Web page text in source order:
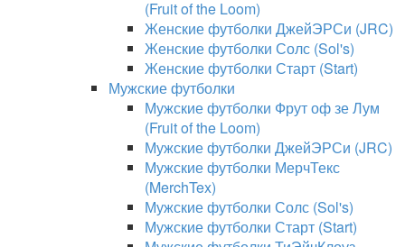
(Fruit of the Loom)
Женские футболки ДжейЭРСи (JRC)
Женские футболки Солс (Sol's)
Женские футболки Старт (Start)
Мужские футболки
Мужские футболки Фрут оф зе Лум
(Fruit of the Loom)
Мужские футболки ДжейЭРСи (JRC)
Мужские футболки МерчТекс
(MerchTex)
Мужские футболки Солс (Sol's)
Мужские футболки Старт (Start)